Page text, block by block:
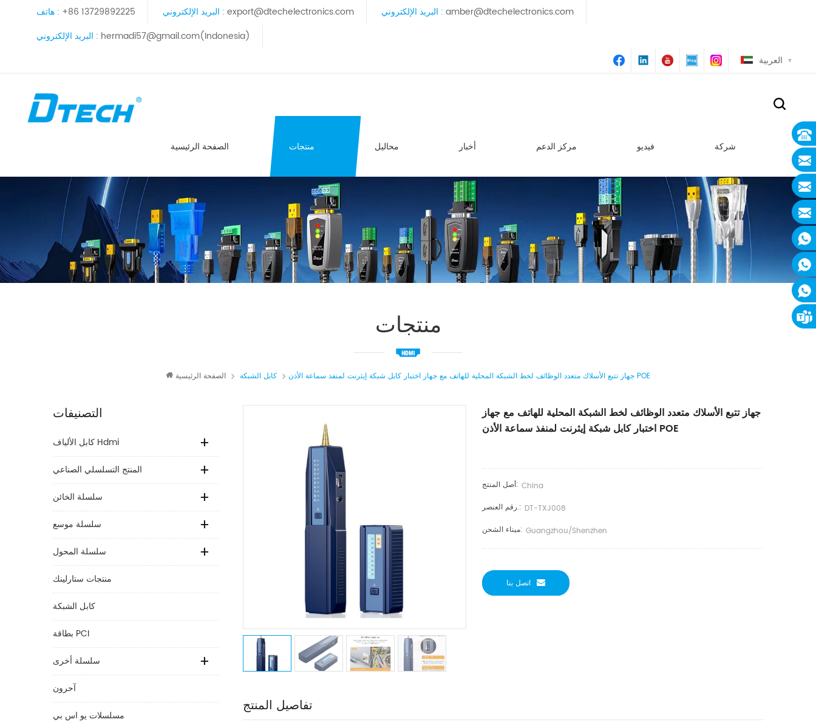
هاتف : +86 13729892225 البريد الإلكتروني : export@dtechelectronics.com البريد الإلكتروني : amber@dtechelectronics.com
البريد الإلكتروني : hermadi57@gmail.com(Indonesia)
العربية
الصفحة الرئيسية منتجات محاليل أخبار مركز الدعم فيديو شركة
منتجات
الصفحة الرئيسية كابل الشبكة جهاز تتبع الأسلاك متعدد الوظائف لخط الشبكة المحلية للهاتف مع جهاز اختبار كابل شبكة إيثرنت لمنفذ سماعة الأذن POE
التصنيفات
كابل الألياف Hdmi
المنتج التسلسلي الصناعي
سلسلة الخائن
سلسلة موسع
سلسلة المحول
منتجات ستارلينك
كابل الشبكة
بطاقة PCI
سلسلة أخرى
آحرون
مسلسلات يو اس بي
جهاز تتبع الأسلاك متعدد الوظائف لخط الشبكة المحلية للهاتف مع جهاز
اختبار كابل شبكة إيثرنت لمنفذ سماعة الأذن POE
أصل المنتج: China
رقم العنصر.: DT-TXJ008
ميناء الشحن: Guangzhou/Shenzhen
اتصل بنا
تفاصيل المنتج